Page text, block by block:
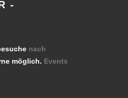
-
nach
möglich. Events